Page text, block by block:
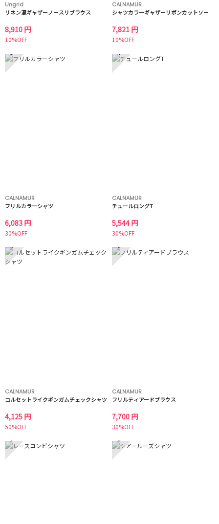
Ungrid
リネン混ギャザーノースリブラウス
8,910 円
10%OFF
CALNAMUR
シャツカラーギャザーリボンカットソー
7,821 円
10%OFF
3
CALNAMUR
フリルカラーシャツ
6,083 円
30%OFF
4
CALNAMUR
チュールロングT
5,544 円
30%OFF
5
CALNAMUR
コルセットライクギンガムチェックシャツ
4,125 円
50%OFF
6
CALNAMUR
フリルティアードブラウス
7,700 円
30%OFF
7 8